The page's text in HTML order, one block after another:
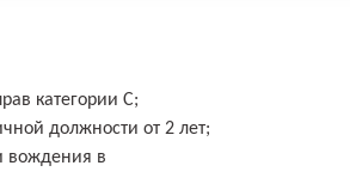
категории С;
должности от 2 лет;
вождения в